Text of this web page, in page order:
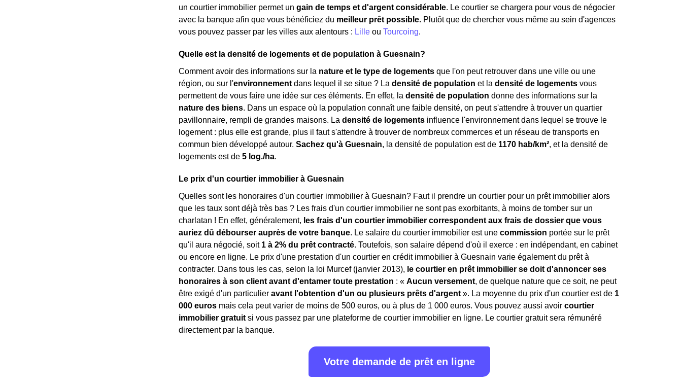
un courtier immobilier permet un gain de temps et d'argent considérable. Le courtier se chargera pour vous de négocier
avec la banque afin que vous bénéficiez du meilleur prêt possible. Plutôt que de chercher vous même au sein d'agences
vous pouvez passer par les villes aux alentours : Lille ou Tourcoing.
Quelle est la densité de logements et de population à Guesnain?
Comment avoir des informations sur la nature et le type de logements que l'on peut retrouver dans une ville ou une
région, ou sur l'environnement dans lequel il se situe ? La densité de population et la densité de logements vous
permettent de vous faire une idée sur ces éléments. En effet, la densité de population donne des informations sur la
nature des biens. Dans un espace où la population connaît une faible densité, on peut s'attendre à trouver un quartier
pavillonnaire, rempli de grandes maisons. La densité de logements influence l'environnement dans lequel se trouve le
logement : plus elle est grande, plus il faut s'attendre à trouver de nombreux commerces et un réseau de transports en
commun bien développé autour. Sachez qu'à Guesnain, la densité de population est de 1170 hab/km², et la densité de
logements est de 5 log./ha.
Le prix d'un courtier immobilier à Guesnain
Quelles sont les honoraires d'un courtier immobilier à Guesnain? Faut il prendre un courtier pour un prêt immobilier alors
que les taux sont déjà très bas ? Les frais d'un courtier immobilier ne sont pas exorbitants, à moins de tomber sur un
charlatan ! En effet, généralement, les frais d'un courtier immobilier correspondent aux frais de dossier que vous
auriez dû débourser auprès de votre banque. Le salaire du courtier immobilier est une commission portée sur le prêt
qu'il aura négocié, soit 1 à 2% du prêt contracté. Toutefois, son salaire dépend d'où il exerce : en indépendant, en cabinet
ou encore en ligne. Le prix d'une prestation d'un courtier en crédit immobilier à Guesnain varie également du prêt à
contracter. Dans tous les cas, selon la loi Murcef (janvier 2013), le courtier en prêt immobilier se doit d'annoncer ses
honoraires à son client avant d'entamer toute prestation : « Aucun versement, de quelque nature que ce soit, ne peut
être exigé d'un particulier avant l'obtention d'un ou plusieurs prêts d'argent ». La moyenne du prix d'un courtier est de 1
000 euros mais cela peut varier de moins de 500 euros, ou à plus de 1 000 euros. Vous pouvez aussi avoir courtier
immobilier gratuit si vous passez par une plateforme de courtier immobilier en ligne. Le courtier gratuit sera rémunéré
directement par la banque.
Votre demande de prêt en ligne